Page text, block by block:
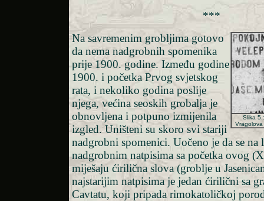
***
Slika
Na savremenim grobljima gotovo
da nema nadgrobnih spomenika
prije 1900. godine. Između godine
1900. i početka Prvog svjetskog
rata, i nekoliko godina poslije
njega, većina seoskih grobalja je
obnovljena i potpuno izmijenila
izgled. Uništeni su skoro svi stariji
nadgrobni spomenici. Uočeno je da se na
nadgrobnim natpisima sa početka ovog
miješaju ćirilična slova (groblje u
najstarijim natpisima je jedan ćirilični sa
Cavtatu, koji pripada rimokatoličkoj